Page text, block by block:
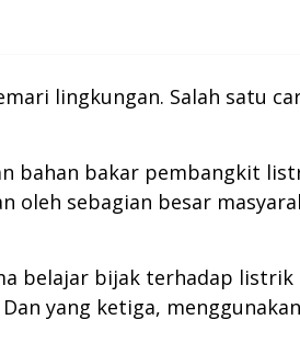
lingkungan. Salah satu
bahan bakar pembangkit
oleh sebagian besar
belajar bijak terhadap listrik
yang ketiga,